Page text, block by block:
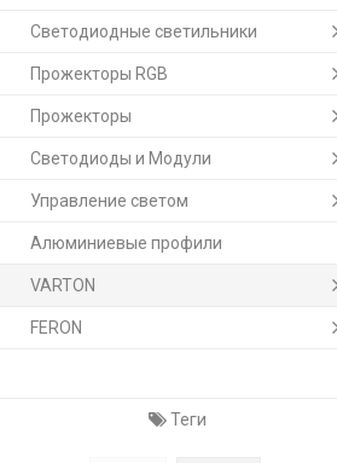
Светодиодные светильники
Прожекторы RGB
Прожекторы
Светодиоды и Модули
Управление светом
Алюминиевые профили
VARTON
FERON
Теги